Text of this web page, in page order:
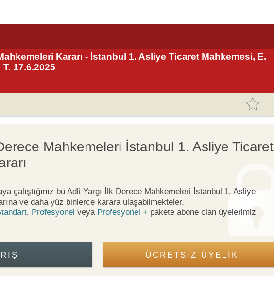
Kararı - İstanbul 1. Asliye Ticaret Mahkemesi, E.
17.6.2025
Mahkemeleri İstanbul 1. Asliye Ticaret
çalıştığınız bu Adli Yargı İlk Derece Mahkemeleri İstanbul 1. Asliye
ve daha yüz binlerce karara ulaşabilmekteler.
, Profesyonel veya Profesyonel + pakete abone olan üyelerimiz
ÜCRETSİZ ÜYELİK